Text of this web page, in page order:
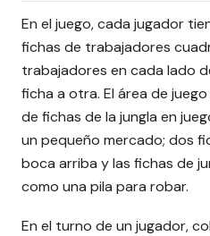
En el juego, cada jugador
fichas de trabajadores
trabajadores en cada lado
ficha a otra. El área de
de fichas de la jungla en
un pequeño mercado; dos
boca arriba y las fichas de
como una pila para robar.
En el turno de un jugador,